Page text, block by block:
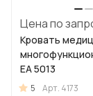
Цена по
Кровать
EA 5013
5 Арт. 4173